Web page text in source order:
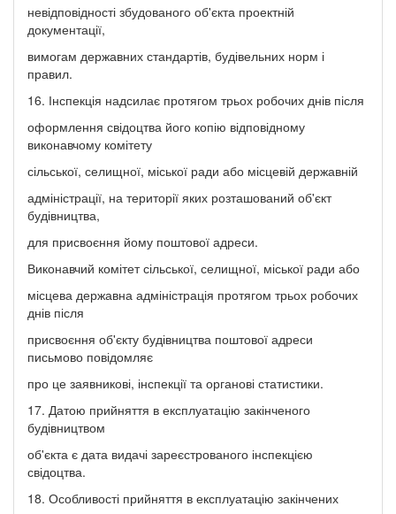
невідповідності збудованого об'єкта проектній
документації,
вимогам державних стандартів, будівельних норм і
правил.
16. Інспекція надсилає протягом трьох робочих днів після
оформлення свідоцтва його копію відповідному
виконавчому комітету
сільської, селищної, міської ради або місцевій державній
адміністрації, на території яких розташований об'єкт
будівництва,
для присвоєння йому поштової адреси.
Виконавчий комітет сільської, селищної, міської ради або
місцева державна адміністрація протягом трьох робочих
днів після
присвоєння об'єкту будівництва поштової адреси
письмово повідомляє
про це заявникові, інспекції та органові статистики.
17. Датою прийняття в експлуатацію закінченого
будівництвом
об'єкта є дата видачі зареєстрованого інспекцією
свідоцтва.
18. Особливості прийняття в експлуатацію закінчених